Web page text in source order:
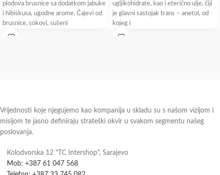
plodova brusnice sa dodatkom jabuke
i hibiskusa, ugodne arome. Čajevi od
brusnice, sokovi, sušeni
ugljikohidrate, kao i eterično ulje, čiji
je glavni sastojak trans – anetol, od
kojeg i
Vrijednosti koje njegujemo kao kompanija u skladu su s našom vizijom i
misijom te jasno definiraju strateški okvir u svakom segmentu našeg
poslovanja.
Kolodvorska 12 "TC Intershop", Sarajevo
Mob: +387 61 047 568